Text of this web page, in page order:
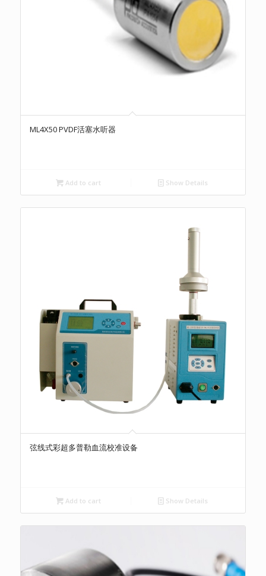
ML4X50 PVDF活塞水听器
Add to cart Show Details
弦线式彩超多普勒血流校准设备
Add to cart Show Details